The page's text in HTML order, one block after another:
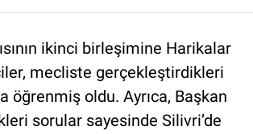
ikinci birleşimine Harikalar
mecliste gerçekleştirdikleri
öğrenmiş oldu. Ayrıca, Başkan
sorular sayesinde Silivri’de